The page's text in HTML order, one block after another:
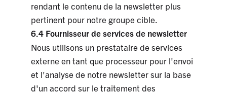
rendant le contenu de la newsletter plus
pertinent pour notre groupe cible.
6.4 Fournisseur de services de newsletter
Nous utilisons un prestataire de services
externe en tant que processeur pour l'envoi
et l'analyse de notre newsletter sur la base
d'un accord sur le traitement des